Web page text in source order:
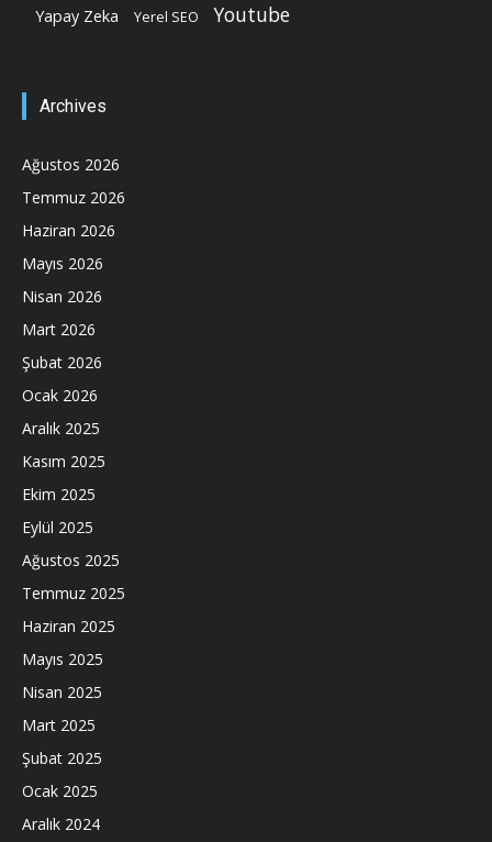
Yapay Zeka Yerel SEO Youtube
Archives
Ağustos 2026
Temmuz 2026
Haziran 2026
Mayıs 2026
Nisan 2026
Mart 2026
Şubat 2026
Ocak 2026
Aralık 2025
Kasım 2025
Ekim 2025
Eylül 2025
Ağustos 2025
Temmuz 2025
Haziran 2025
Mayıs 2025
Nisan 2025
Mart 2025
Şubat 2025
Ocak 2025
Aralık 2024